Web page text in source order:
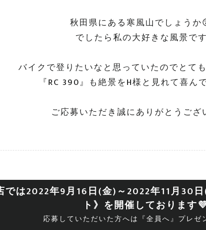
秋田県にある寒風山でしょうか
でしたら私の大好きな風景で
バイクで登りたいなと思っていたのでとて
『RC 390』も絶景をH様と見れて喜ん
ご応募いただき誠にありがとうござ
では2022年9月16日(金)～2022年11月30
ト》を開催しております
応募していただいた方へは『全員へ』プレゼ